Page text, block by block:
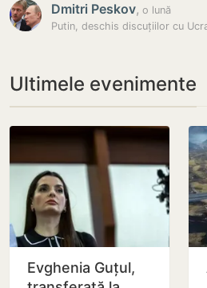
Dmitri Peskov, o lună
Ultimele evenimente
Evghenia Guțul,